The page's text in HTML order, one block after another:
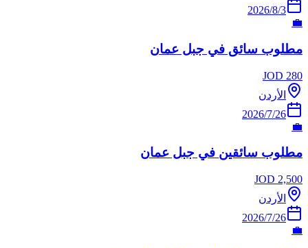
3‏/8‏/2026
💼
مطلوب سائق في جبل عمان
280
JOD
الأردن
26‏/7‏/2026
💼
مطلوب سائقين في جبل عمان
2,500
JOD
الأردن
26‏/7‏/2026
💼